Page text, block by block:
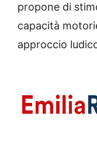
propone di
capacità
approccio